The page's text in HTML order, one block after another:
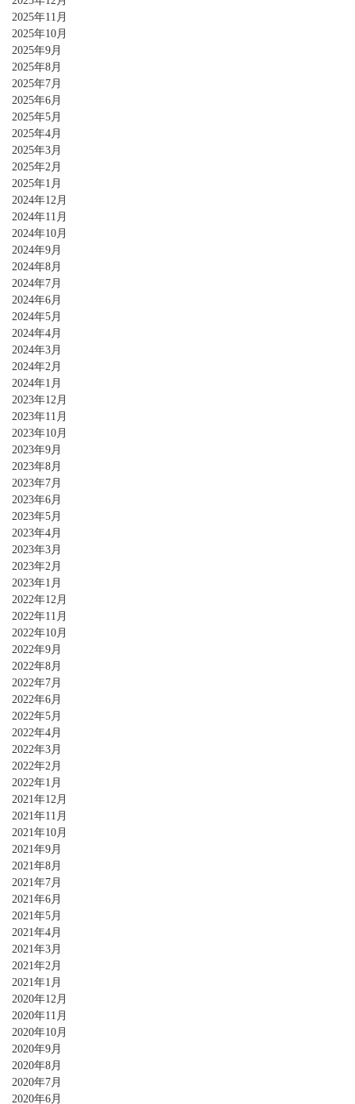
2025年11月
2025年10月
2025年9月
2025年8月
2025年7月
2025年6月
2025年5月
2025年4月
2025年3月
2025年2月
2025年1月
2024年12月
2024年11月
2024年10月
2024年9月
2024年8月
2024年7月
2024年6月
2024年5月
2024年4月
2024年3月
2024年2月
2024年1月
2023年12月
2023年11月
2023年10月
2023年9月
2023年8月
2023年7月
2023年6月
2023年5月
2023年4月
2023年3月
2023年2月
2023年1月
2022年12月
2022年11月
2022年10月
2022年9月
2022年8月
2022年7月
2022年6月
2022年5月
2022年4月
2022年3月
2022年2月
2022年1月
2021年12月
2021年11月
2021年10月
2021年9月
2021年8月
2021年7月
2021年6月
2021年5月
2021年4月
2021年3月
2021年2月
2021年1月
2020年12月
2020年11月
2020年10月
2020年9月
2020年8月
2020年7月
2020年6月